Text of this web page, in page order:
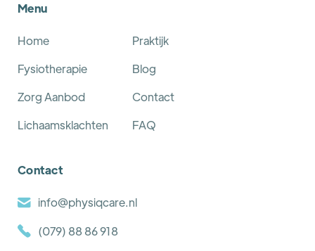
Menu
Home
Fysiotherapie
Zorg Aanbod
Lichaamsklachten
Praktijk
Blog
Contact
FAQ
Contact
info@physiqcare.nl
(079) 88 86 918